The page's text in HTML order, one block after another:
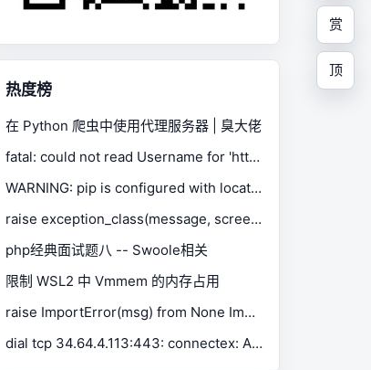
热度榜
在 Python 爬虫中使用代理服务器 | 臭大佬
fatal: could not read Username for 'https://gitee.com': No such device or address
WARNING: pip is configured with locations that require TLS/SSL, however the ssl module in Python is not available.
raise exception_class(message, screen, stacktrace) selenium.common.exceptions.SessionNotCreatedException
php经典面试题八 -- Swoole相关
限制 WSL2 中 Vmmem 的内存占用
raise ImportError(msg) from None ImportError: Missing optional dependency 'xlrd'. Install xlrd >= 1.0.0 for Excel support Use pip or conda to install xlrd.
dial tcp 34.64.4.113:443: connectex: A connection attempt failed because the connected party did not properly respond after a period of time, or established connection failed because connected host has failed to respond.
赏
顶